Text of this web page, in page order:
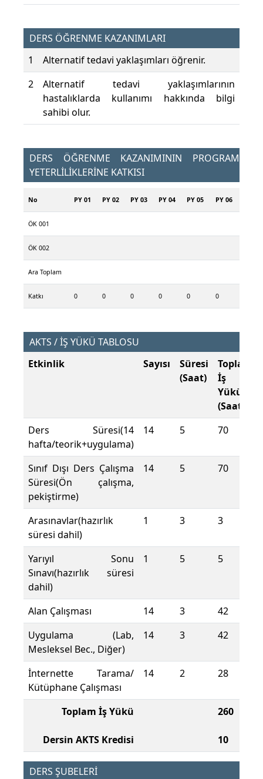
DERS ÖĞRENME KAZANIMLARI
1
Alternatif tedavi yaklaşımları öğrenir.
2
Alternatif tedavi yaklaşımlarının
hastalıklarda kullanımı hakkında bilgi
sahibi olur.
DERS ÖĞRENME KAZANIMININ PROGRAM
YETERLİLİKLERİNE KATKISI
No PY 01 PY 02 PY 03 PY 04 PY 05 PY 06
ÖK 001
ÖK 002
Ara Toplam
Katkı 0 0 0 0 0 0
AKTS / İŞ YÜKÜ TABLOSU
Etkinlik
Sayısı
Süresi
(Saat)
Toplam
İş
Yükü
(Saat)
Ders Süresi(14
hafta/teorik+uygulama)
14 5 70
Sınıf Dışı Ders Çalışma
Süresi(Ön çalışma,
pekiştirme)
14 5 70
Arasınavlar(hazırlık
süresi dahil)
1 3 3
Yarıyıl Sonu
Sınavı(hazırlık süresi
dahil)
1 5 5
Alan Çalışması 14 3
42
Uygulama (Lab,
Mesleksel Bec., Diğer)
14 3 42
İnternette Tarama/
Kütüphane Çalışması
14 2 28
Toplam İş Yükü
Dersin AKTS Kredisi
260
10
DERS ŞUBELERİ